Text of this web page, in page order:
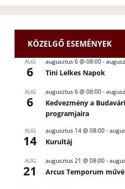
KÖZELGŐ ESEMÉNYEK
AUG
6
augusztus 6 @ 08:00-
Tini Lelkes Napok
AUG
6
augusztus 6 @ 08:00-
Kedvezmény a
programjaira
AUG
14
augusztus 14 @ 08:00-
Kurultáj
AUG
21
augusztus 21 @ 08:00-
Arcus Temporum